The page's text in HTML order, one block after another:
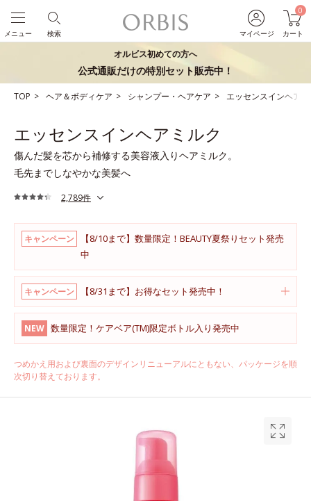
マイページ
0
カート
検索
メニュー
オルビス初めての方へ
公式通販だけの特別セット販売中！
TOP ヘア＆ボディケア シャンプー・ヘアケア エッセンスインヘア
エッセンスインヘアミルク
傷んだ髪を芯から補修する美容液入りヘアミルク。
毛先までしなやかな美髪へ
2,789件
キャンペーン
【8/10まで】数量限定！BEAUTY夏祭りセット発売
中
キャンペーン 【8/31まで】お得なセット発売中！
NEW 数量限定！ケアベア(TM)限定ボトル入り発売中
つめかえ用および裏面のデザインリニューアルにともない、パッケージを順
次切り替えております。